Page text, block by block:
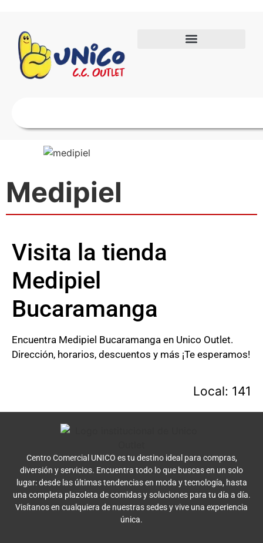
Medipiel
Visita la tienda
Medipiel
Bucaramanga
Encuentra Medipiel Bucaramanga en Unico Outlet.
Dirección, horarios, descuentos y más ¡Te esperamos!
Local: 141
Centro Comercial UNICO es tu destino ideal para compras,
diversión y servicios. Encuentra todo lo que buscas en un solo
lugar: desde las últimas tendencias en moda y tecnología, hasta
una completa plazoleta de comidas y soluciones para tu día a día.
Visítanos en cualquiera de nuestras sedes y vive una experiencia
única.